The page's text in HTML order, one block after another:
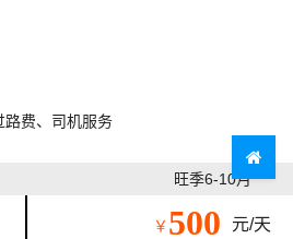
路费、司机服务
旺季6-10月
￥ 500 元/天